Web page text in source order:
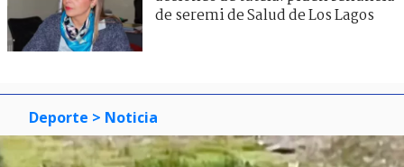
de seremi de Salud de Los Lagos
Deporte > Noticia